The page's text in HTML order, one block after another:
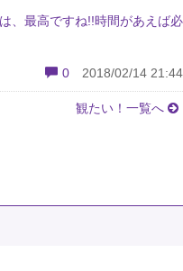
、最高ですね!!時間があえば必
0 2018/02/14 21:44
観たい！一覧へ